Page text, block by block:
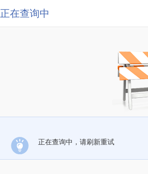
正在查询中
正在查询中，请刷新重试